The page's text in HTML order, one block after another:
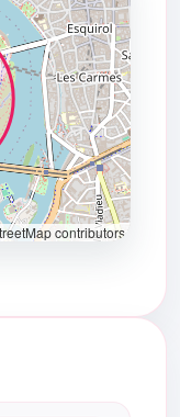
contributors